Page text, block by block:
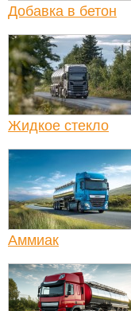
Добавка в бетон
Жидкое стекло
Аммиак